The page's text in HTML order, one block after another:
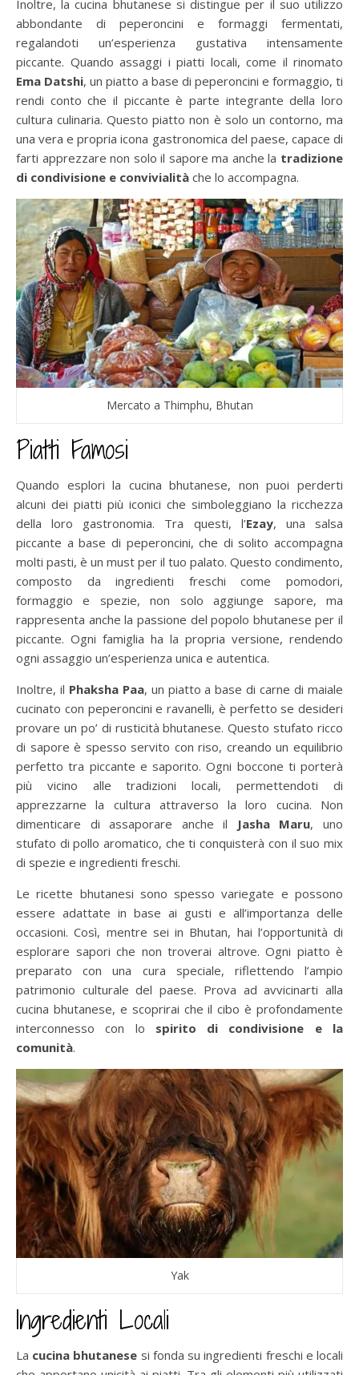
Inoltre, la cucina bhutanese si distingue per il suo utilizzo
abbondante di peperoncini e formaggi fermentati,
regalandoti un’esperienza gustativa intensamente
piccante. Quando assaggi i piatti locali, come il rinomato
Ema Datshi, un piatto a base di peperoncini e formaggio, ti
rendi conto che il piccante è parte integrante della loro
cultura culinaria. Questo piatto non è solo un contorno, ma
una vera e propria icona gastronomica del paese, capace di
farti apprezzare non solo il sapore ma anche la tradizione
di condivisione e convivialità che lo accompagna.
Mercato a Thimphu, Bhutan
Piatti Famosi
Quando esplori la cucina bhutanese, non puoi perderti
alcuni dei piatti più iconici che simboleggiano la ricchezza
della loro gastronomia. Tra questi, l’Ezay, una salsa
piccante a base di peperoncini, che di solito accompagna
molti pasti, è un must per il tuo palato. Questo condimento,
composto da ingredienti freschi come pomodori,
formaggio e spezie, non solo aggiunge sapore, ma
rappresenta anche la passione del popolo bhutanese per il
piccante. Ogni famiglia ha la propria versione, rendendo
ogni assaggio un’esperienza unica e autentica.
Inoltre, il Phaksha Paa, un piatto a base di carne di maiale
cucinato con peperoncini e ravanelli, è perfetto se desideri
provare un po’ di rusticità bhutanese. Questo stufato ricco
di sapore è spesso servito con riso, creando un equilibrio
perfetto tra piccante e saporito. Ogni boccone ti porterà
più vicino alle tradizioni locali, permettendoti di
apprezzarne la cultura attraverso la loro cucina. Non
dimenticare di assaporare anche il
Jasha Maru, uno
stufato di pollo aromatico, che ti conquisterà con il suo mix
di spezie e ingredienti freschi.
Le ricette bhutanesi sono spesso variegate e possono
essere adattate in base ai gusti e all’importanza delle
occasioni. Così, mentre sei in Bhutan, hai l’opportunità di
esplorare sapori che non troverai altrove. Ogni piatto è
preparato con una cura speciale, riflettendo l’ampio
patrimonio culturale del paese. Prova ad avvicinarti alla
cucina bhutanese, e scoprirai che il cibo è profondamente
interconnesso con lo spirito di condivisione e la
comunità.
Yak
Ingredienti Locali
La cucina bhutanese si fonda su ingredienti freschi e locali